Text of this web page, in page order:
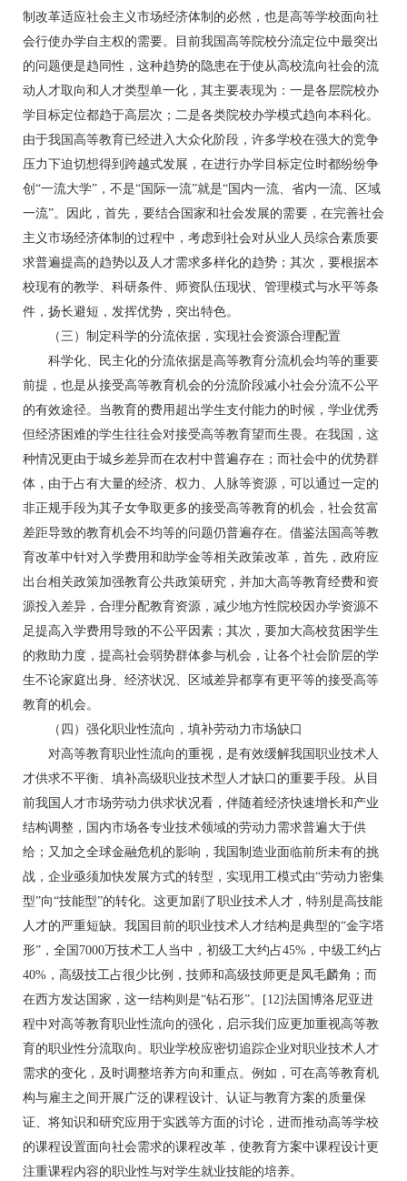
制改革适应社会主义市场经济体制的必然，也是高等学校面向社
会行使办学自主权的需要。目前我国高等院校分流定位中最突出
的问题便是趋同性，这种趋势的隐患在于使从高校流向社会的流
动人才取向和人才类型单一化，其主要表现为：一是各层院校办
学目标定位都趋于高层次；二是各类院校办学模式趋向本科化。
由于我国高等教育已经进入大众化阶段，许多学校在强大的竞争
压力下迫切想得到跨越式发展，在进行办学目标定位时都纷纷争
创“一流大学”，不是“国际一流”就是“国内一流、省内一流、区域
一流”。因此，首先，要结合国家和社会发展的需要，在完善社会
主义市场经济体制的过程中，考虑到社会对从业人员综合素质要
求普遍提高的趋势以及人才需求多样化的趋势；其次，要根据本
校现有的教学、科研条件、师资队伍现状、管理模式与水平等条
件，扬长避短，发挥优势，突出特色。
（三）制定科学的分流依据，实现社会资源合理配置
科学化、民主化的分流依据是高等教育分流机会均等的重要
前提，也是从接受高等教育机会的分流阶段减小社会分流不公平
的有效途径。当教育的费用超出学生支付能力的时候，学业优秀
但经济困难的学生往往会对接受高等教育望而生畏。在我国，这
种情况更由于城乡差异而在农村中普遍存在；而社会中的优势群
体，由于占有大量的经济、权力、人脉等资源，可以通过一定的
非正规手段为其子女争取更多的接受高等教育的机会，社会贫富
差距导致的教育机会不均等的问题仍普遍存在。借鉴法国高等教
育改革中针对入学费用和助学金等相关政策改革，首先，政府应
出台相关政策加强教育公共政策研究，并加大高等教育经费和资
源投入差异，合理分配教育资源，减少地方性院校因办学资源不
足提高入学费用导致的不公平因素；其次，要加大高校贫困学生
的救助力度，提高社会弱势群体参与机会，让各个社会阶层的学
生不论家庭出身、经济状况、区域差异都享有更平等的接受高等
教育的机会。
（四）强化职业性流向，填补劳动力市场缺口
对高等教育职业性流向的重视，是有效缓解我国职业技术人
才供求不平衡、填补高级职业技术型人才缺口的重要手段。从目
前我国人才市场劳动力供求状况看，伴随着经济快速增长和产业
结构调整，国内市场各专业技术领域的劳动力需求普遍大于供
给；又加之全球金融危机的影响，我国制造业面临前所未有的挑
战，企业亟须加快发展方式的转型，实现用工模式由“劳动力密集
型”向“技能型”的转化。这更加剧了职业技术人才，特别是高技能
人才的严重短缺。我国目前的职业技术人才结构是典型的“金字塔
形”，全国7000万技术工人当中，初级工大约占45%，中级工约占
40%，高级技工占很少比例，技师和高级技师更是凤毛麟角；而
在西方发达国家，这一结构则是“钻石形”。[12]法国博洛尼亚进
程中对高等教育职业性流向的强化，启示我们应更加重视高等教
育的职业性分流取向。职业学校应密切追踪企业对职业技术人才
需求的变化，及时调整培养方向和重点。例如，可在高等教育机
构与雇主之间开展广泛的课程设计、认证与教育方案的质量保
证、将知识和研究应用于实践等方面的讨论，进而推动高等学校
的课程设置面向社会需求的课程改革，使教育方案中课程设计更
注重课程内容的职业性与对学生就业技能的培养。